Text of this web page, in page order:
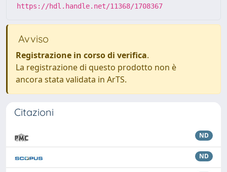
https://hdl.handle.net/11368/1708367
Avviso
Registrazione in corso di verifica.
La registrazione di questo prodotto non è
ancora stata validata in ArTS.
Citazioni
ND
ND